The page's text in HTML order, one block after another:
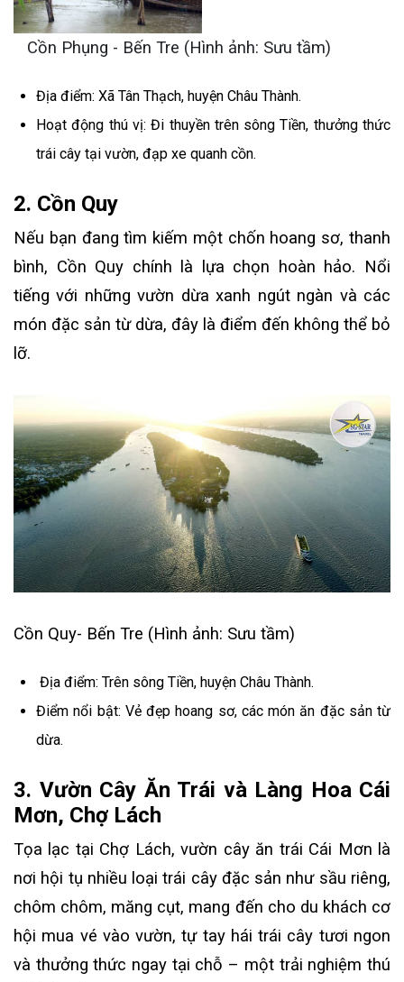
Cồn Phụng - Bến Tre (Hình ảnh: Sưu tầm)
Địa điểm: Xã Tân Thạch, huyện Châu Thành.
Hoạt động thú vị: Đi thuyền trên sông Tiền, thưởng thức
trái cây tại vườn, đạp xe quanh cồn.
2. Cồn Quy
Nếu bạn đang tìm kiếm một chốn hoang sơ, thanh
bình, Cồn Quy chính là lựa chọn hoàn hảo. Nổi
tiếng với những vườn dừa xanh ngút ngàn và các
món đặc sản từ dừa, đây là điểm đến không thể bỏ
lỡ.
Cồn Quy- Bến Tre (Hình ảnh: Sưu tầm)
Địa điểm: Trên sông Tiền, huyện Châu Thành.
Điểm nổi bật: Vẻ đẹp hoang sơ, các món ăn đặc sản từ
dừa.
3. Vườn Cây Ăn Trái và Làng Hoa Cái
Mơn, Chợ Lách
Tọa lạc tại Chợ Lách, vườn cây ăn trái Cái Mơn là
nơi hội tụ nhiều loại trái cây đặc sản như sầu riêng,
chôm chôm, măng cụt, mang đến cho du khách cơ
hội mua vé vào vườn, tự tay hái trái cây tươi ngon
và thưởng thức ngay tại chỗ – một trải nghiệm thú